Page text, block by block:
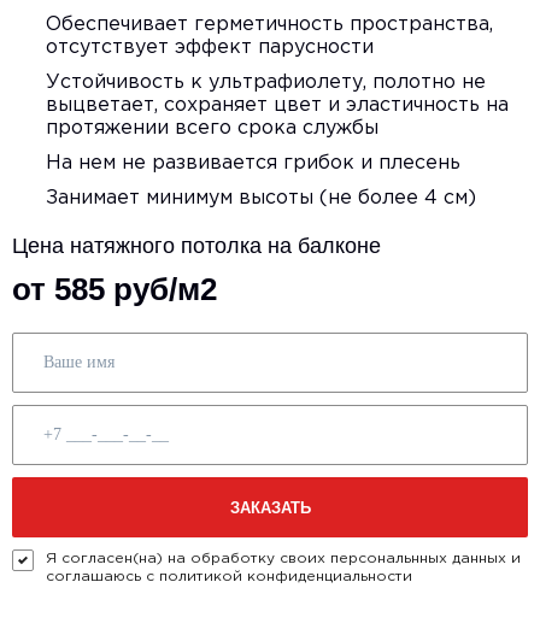
Обеспечивает герметичность пространства,
отсутствует эффект парусности
Устойчивость к ультрафиолету, полотно не
выцветает, сохраняет цвет и эластичность на
протяжении всего срока службы
На нем не развивается грибок и плесень
Занимает минимум высоты (не более 4 см)
Цена натяжного потолка на балконе
от 585 руб/м2
Я согласен(на) на обработку своих персональнных данных и
соглашаюсь с политикой конфиденциальности